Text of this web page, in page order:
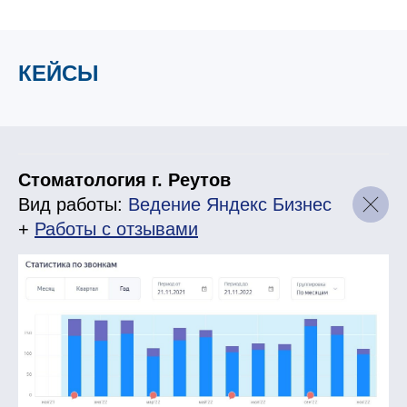
КЕЙСЫ
Стоматология г. Реутов
Вид работы: Ведение Яндекс Бизнес
+ Работы с отзывами